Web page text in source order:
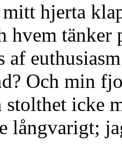
hjerta
hvem
af
Och min
stolthet icke
långvarigt;